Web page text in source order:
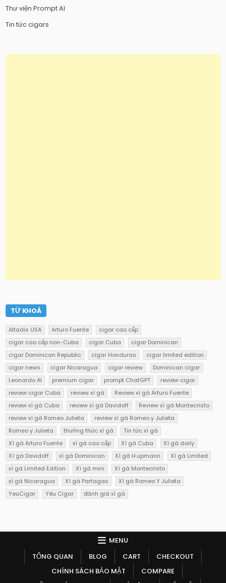
Thư viện Prompt AI
Tin tức cigars
TỪ KHOÁ
Altadis USA Arturo Fuente
cigar cao cấp
cigar cao cấp non-Cuba
cigar Cuba
cigar Dominican
cigar Dominican Republic
cigar Honduras
cigar limited edition
cigar news
cigar Nicaragua cigar review
Dominican cigar
Leonardo AI
premium cigar prompt ChatGPT
review cigar
review cigar Cuba
review xì gà
Review xì gà Arturo Fuente
review xì gà Cuba
review xì gà Davidoff
Review xì gà Montecristo
review xì gà Romeo Julieta
review xì gà Romeo y Julieta
Romeo y Julieta
thưởng thức xì gà
Tin tức xì gà
Xì gà Arturo Fuente
xì gà cao cấp Xì gà Cuba
Xì gà daily
Xì gà Davidoff
xì gà Dominican Xì gà H.upmann
Xì gà Limited
xì gà Limited Edition
Xì gà mini
Xì gà Montecristo
xì gà Nicaragua
Xì gà Partagas
Xì gà Romeo Y Julieta
YeuCigar
Yêu Cigar đánh giá xì gà
MENU
TỔNG QUAN
BLOG CART
CHECKOUT
CHÍNH SÁCH BẢO MẬT
COMPARE